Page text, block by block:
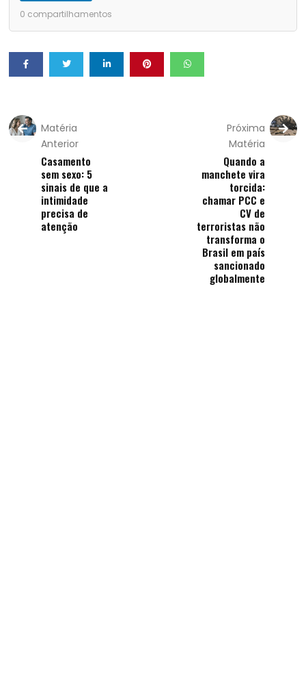
0 compartilhamentos
Matéria
Anterior
Casamento
sem sexo: 5
sinais de que a
intimidade
precisa de
atenção
Próxima
Matéria
Quando a
manchete vira
torcida:
chamar PCC e
CV de
terroristas não
transforma o
Brasil em país
sancionado
globalmente